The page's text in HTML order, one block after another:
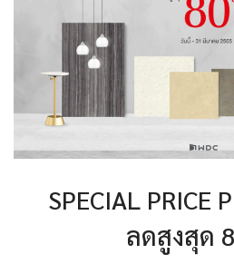
SPECIAL PRICE
ลดสูงสุด